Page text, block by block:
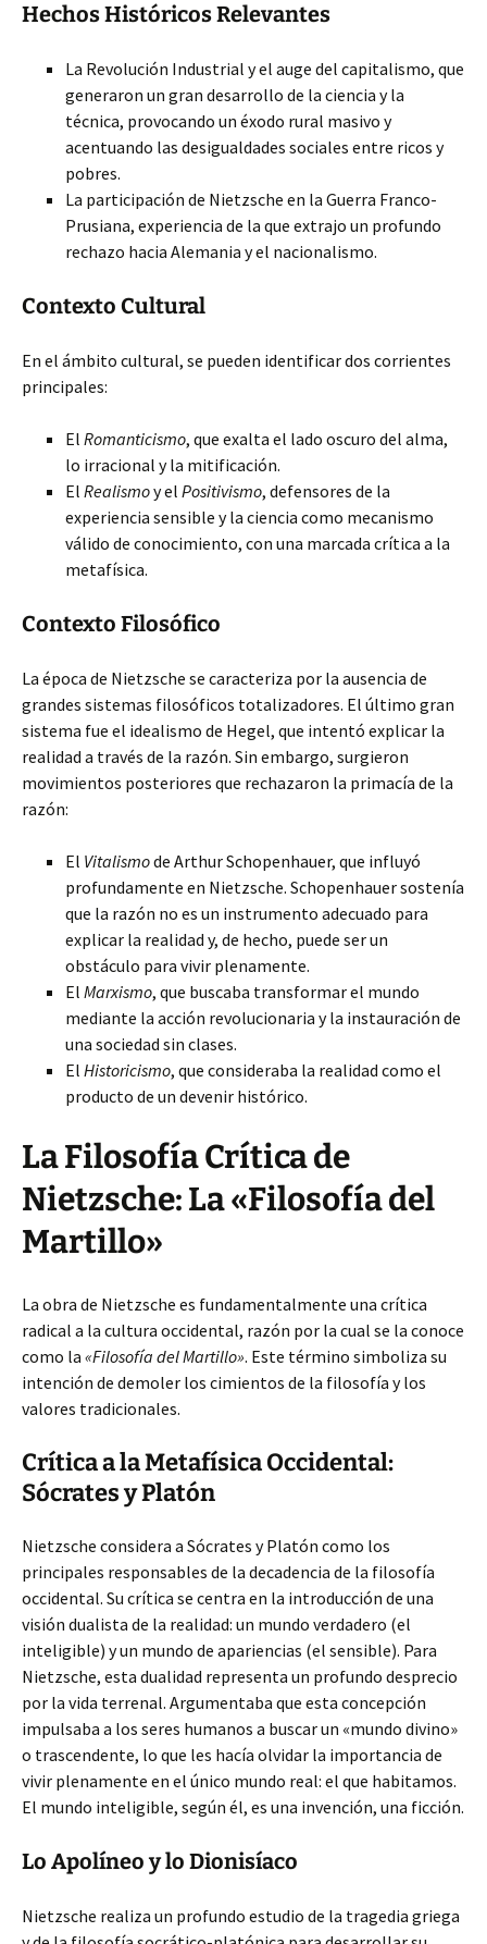
Hechos Históricos Relevantes
La Revolución Industrial y el auge del capitalismo, que
generaron un gran desarrollo de la ciencia y la
técnica, provocando un éxodo rural masivo y
acentuando las desigualdades sociales entre ricos y
pobres.
La participación de Nietzsche en la Guerra Franco-
Prusiana, experiencia de la que extrajo un profundo
rechazo hacia Alemania y el nacionalismo.
Contexto Cultural
En el ámbito cultural, se pueden identificar dos corrientes
principales:
El Romanticismo, que exalta el lado oscuro del alma,
lo irracional y la mitificación.
El Realismoy el Positivismo, defensores de la
experiencia sensible y la ciencia como mecanismo
válido de conocimiento, con una marcada crítica a la
metafísica.
Contexto Filosófico
La época de Nietzsche se caracteriza por la ausencia de
grandes sistemas filosóficos totalizadores. El último gran
sistema fue el idealismo de Hegel, que intentó explicar la
realidad a través de la razón. Sin embargo, surgieron
movimientos posteriores que rechazaron la primacía de la
razón:
El Vitalismode Arthur Schopenhauer, que influyó
profundamente en Nietzsche. Schopenhauer sostenía
que la razón no es un instrumento adecuado para
explicar la realidad y, de hecho, puede ser un
obstáculo para vivir plenamente.
El Marxismo, que buscaba transformar el mundo
mediante la acción revolucionaria y la instauración de
una sociedad sin clases.
El Historicismo, que consideraba la realidad como el
producto de un devenir histórico.
La Filosofía Crítica de
Nietzsche: La «Filosofía del
Martillo»
La obra de Nietzsche es fundamentalmente una crítica
radical a la cultura occidental, razón por la cual se la conoce
como la «Filosofía del Martillo». Este término simboliza su
intención de demoler los cimientos de la filosofía y los
valores tradicionales.
Crítica a la Metafísica Occidental:
Sócrates y Platón
Nietzsche considera a Sócrates y Platón como los
principales responsables de la decadencia de la filosofía
occidental. Su crítica se centra en la introducción de una
visión dualista de la realidad: un mundo verdadero (el
inteligible) y un mundo de apariencias (el sensible). Para
Nietzsche, esta dualidad representa un profundo desprecio
por la vida terrenal. Argumentaba que esta concepción
impulsaba a los seres humanos a buscar un «mundo divino»
o trascendente, lo que les hacía olvidar la importancia de
vivir plenamente en el único mundo real: el que habitamos.
El mundo inteligible, según él, es una invención, una ficción.
Lo Apolíneo y lo Dionisíaco
Nietzsche realiza un profundo estudio de la tragedia griega